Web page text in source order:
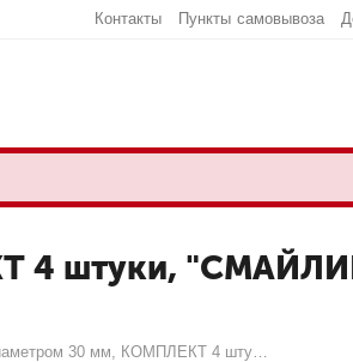
Контакты Пункты самовывоза
4 штуки,
Магниты диаметром 30 мм, КОМПЛЕКТ 4 штуки, "СМАЙЛИКИ", ЖЕЛТЫЕ, в блистере, BRAUBERG, 231727